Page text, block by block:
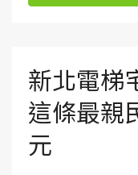
新北電梯
這條最親
元